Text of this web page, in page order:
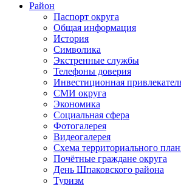
Район
Паспорт округа
Общая информация
История
Символика
Экстренные службы
Телефоны доверия
Инвестиционная
СМИ округа
Экономика
Социальная сфера
Фотогалерея
Видеогалерея
Схема территориального
Почётные граждане округа
День Шпаковского района
Туризм